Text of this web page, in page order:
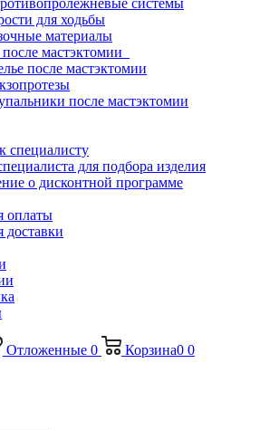
системы
для ходьбы
материалы
мастэктомии
после мастэктомии
после мастэктомии
специалисту
для подбора изделия
о дисконтной программе
оплаты
доставки
Отложенные 0 Корзина0 0